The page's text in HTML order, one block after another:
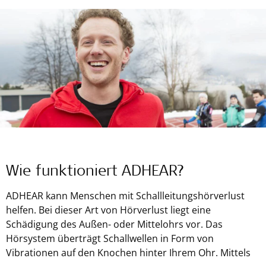
Wie funktioniert ADHEAR?
ADHEAR kann Menschen mit Schallleitungshörverlust
helfen. Bei dieser Art von Hörverlust liegt eine
Schädigung des Außen- oder Mittelohrs vor. Das
Hörsystem überträgt Schallwellen in Form von
Vibrationen auf den Knochen hinter Ihrem Ohr. Mittels